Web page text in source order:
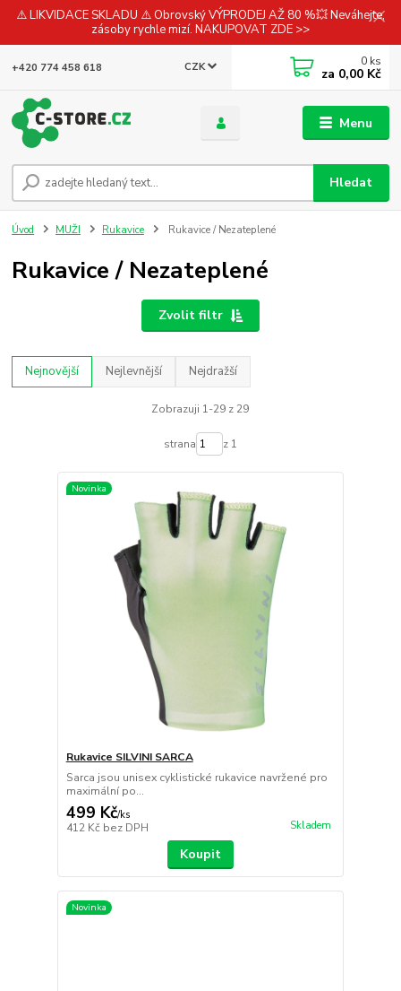
⚠️ LIKVIDACE SKLADU ⚠️ Obrovský VÝPRODEJ AŽ 80 %💥 Neváhejte,
zásoby rychle mizí. NAKUPOVAT ZDE >>
Menu
CZK
Hledat
+420 774 458 618 0 ks
za 0,00 Kč
Úvod MUŽI Rukavice Rukavice / Nezateplené
Rukavice / Nezateplené
Zvolit filtr
Nejnovější Nejlevnější Nejdražší
Zobrazuji 1-29 z 29
strana z 1
Novinka
Rukavice SILVINI SARCA
Sarca jsou unisex cyklistické rukavice navržené pro
maximální po...
499 Kč/ks
412 Kč bez DPH Skladem
Koupit
Novinka